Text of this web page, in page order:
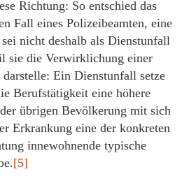
Richtung: So entschied das
Fall eines Polizeibeamten, eine
nicht deshalb als Dienstunfall
sie die Verwirklichung einer
Ein Dienstunfall setze
Berufstätigkeit eine höhere
übrigen Bevölkerung mit sich
Erkrankung eine der konkreten
innewohnende typische
[5]